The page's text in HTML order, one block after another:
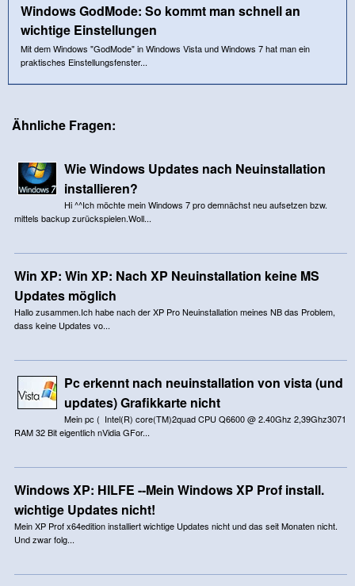
Windows GodMode: So kommt man schnell an
wichtige Einstellungen
Mit dem Windows "GodMode" in Windows Vista und Windows 7 hat man ein
praktisches Einstellungsfenster...
Ähnliche Fragen:
Wie Windows Updates nach Neuinstallation
installieren?
Hi ^^Ich möchte mein Windows 7 pro demnächst neu aufsetzen bzw.
mittels backup zurückspielen.Woll...
Win XP: Win XP: Nach XP Neuinstallation keine MS
Updates möglich
Hallo zusammen.Ich habe nach der XP Pro Neuinstallation meines NB das Problem,
dass keine Updates vo...
Pc erkennt nach neuinstallation von vista (und
updates) Grafikkarte nicht
Mein pc ( Intel(R) core(TM)2quad CPU Q6600 @ 2.40Ghz 2,39Ghz3071
RAM 32 Bit eigentlich nVidia GFor...
Windows XP: HILFE --Mein Windows XP Prof install.
wichtige Updates nicht!
Mein XP Prof x64edition installiert wichtige Updates nicht und das seit Monaten nicht.
Und zwar folg...